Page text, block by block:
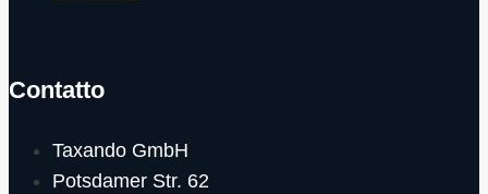
Contatto
Taxando GmbH
Potsdamer Str. 62